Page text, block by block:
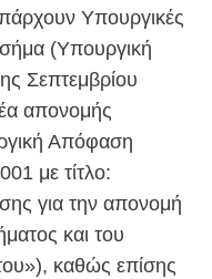
Υπουργικές
σήμα (Υπουργική
Σεπτεμβρίου
απονομής
Απόφαση
με τίτλο:
για την απονομή
και του
καθώς επίσης